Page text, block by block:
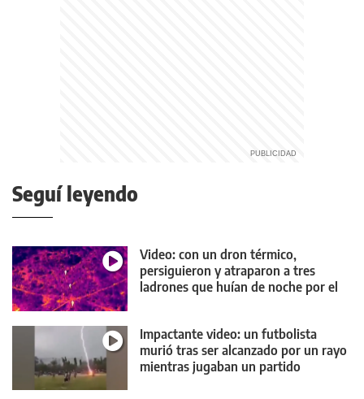
Seguí leyendo
Video: con un dron térmico,
persiguieron y atraparon a tres
ladrones que huían de noche por el
Impactante video: un futbolista
murió tras ser alcanzado por un rayo
mientras jugaban un partido